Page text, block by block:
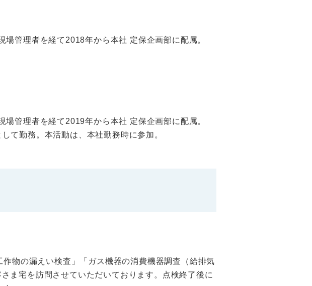
管理者を経て2018年から本社 定保企画部に配属。
管理者を経て2019年から本社 定保企画部に配属。
て勤務。本活動は、本社勤務時に参加。
物の漏えい検査」「ガス機器の消費機器調査（給排気
ま宅を訪問させていただいております。点検終了後に